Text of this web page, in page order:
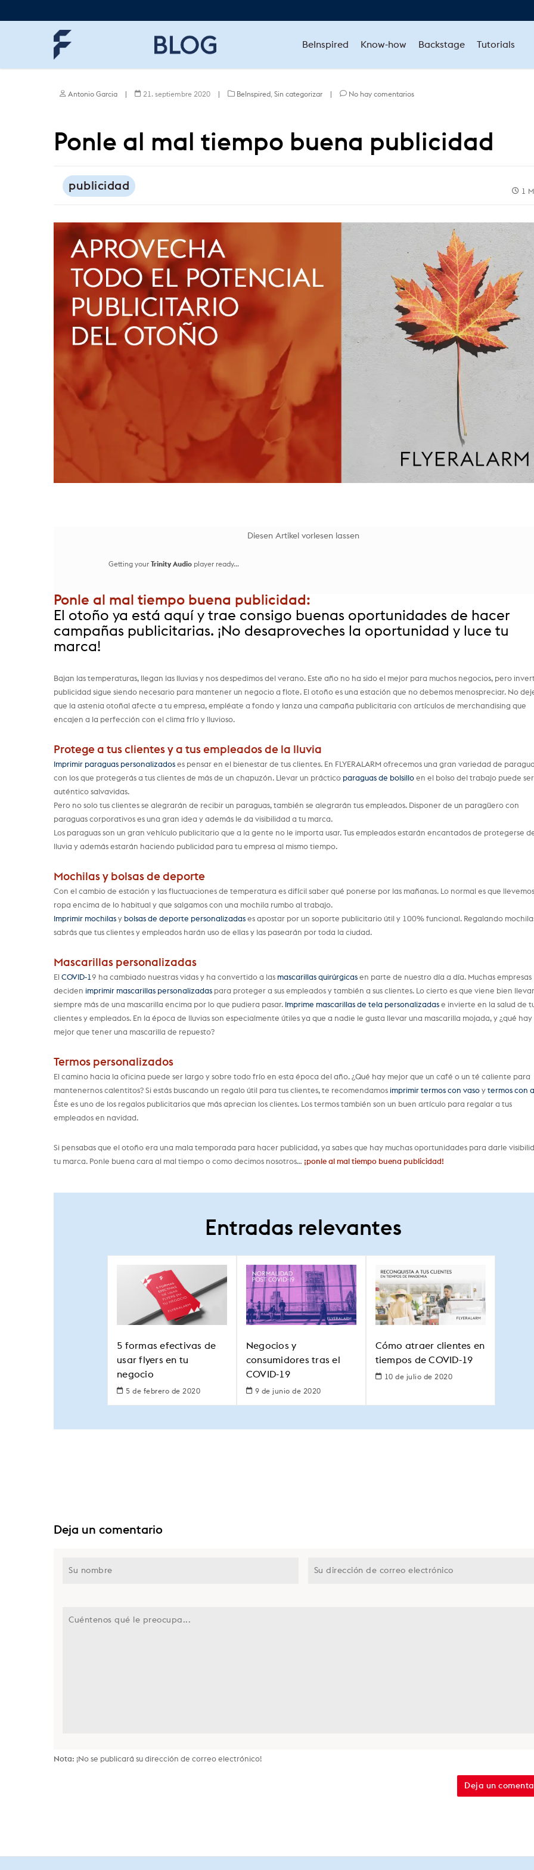
BeInspired Know-how Backstage Tutorials
Antonio Garcia 21. septiembre 2020 BeInspired Sin categorizar No hay comentarios
Ponle al mal tiempo buena publicidad
publicidad 1
Diesen Artikel vorlesen lassen
Getting your Trinity Audio player ready...
Ponle al mal tiempo buena publicidad:
El otoño ya está aquí y trae consigo buenas oportunidades de hacer
campañas publicitarias. ¡No desaproveches la oportunidad y luce tu
marca!
Bajan las temperaturas, llegan las lluvias y nos despedimos del verano. Este año no ha sido el mejor para muchos negocios, pero
publicidad sigue siendo necesario para mantener un negocio a flote. El otoño es una estación que no debemos menospreciar. No
que la astenia otoñal afecte a tu empresa, empléate a fondo y lanza una campaña publicitaria con artículos de merchandising que
encajen a la perfección con el clima frío y lluvioso.
Protege a tus clientes y a tus empleados de la lluvia
Imprimir paraguas personalizados es pensar en el bienestar de tus clientes. En FLYERALARM ofrecemos una gran variedad de
con los que protegerás a tus clientes de más de un chapuzón. Llevar un práctico paraguas de bolsillo en el bolso del trabajo puede
auténtico salvavidas.
Pero no solo tus clientes se alegrarán de recibir un paraguas, también se alegrarán tus empleados. Disponer de un paragüero con
paraguas corporativos es una gran idea y además le da visibilidad a tu marca.
Los paraguas son un gran vehículo publicitario que a la gente no le importa usar. Tus empleados estarán encantados de protegerse
lluvia y además estarán haciendo publicidad para tu empresa al mismo tiempo.
Mochilas y bolsas de deporte
Con el cambio de estación y las fluctuaciones de temperatura es difícil saber qué ponerse por las mañanas. Lo normal es que
ropa encima de lo habitual y que salgamos con una mochila rumbo al trabajo.
Imprimir mochilas y bolsas de deporte personalizadas es apostar por un soporte publicitario útil y 100% funcional. Regalando
sabrás que tus clientes y empleados harán uso de ellas y las pasearán por toda la ciudad.
Mascarillas personalizadas
El COVID-19 ha cambiado nuestras vidas y ha convertido a las mascarillas quirúrgicas en parte de nuestro día a día. Muchas empresas
deciden imprimir mascarillas personalizadas para proteger a sus empleados y también a sus clientes. Lo cierto es que viene bien llevar
siempre más de una mascarilla encima por lo que pudiera pasar. Imprime mascarillas de tela personalizadas e invierte en la salud de
clientes y empleados. En la época de lluvias son especialmente útiles ya que a nadie le gusta llevar una mascarilla mojada, y ¿qué hay
mejor que tener una mascarilla de repuesto?
Termos personalizados
El camino hacia la oficina puede ser largo y sobre todo frío en esta época del año. ¿Qué hay mejor que un café o un té caliente para
mantenernos calentitos? Si estás buscando un regalo útil para tus clientes, te recomendamos imprimir termos con vaso y termos con
Éste es uno de los regalos publicitarios que más aprecian los clientes. Los termos también son un buen artículo para regalar a tus
empleados en navidad.
Si pensabas que el otoño era una mala temporada para hacer publicidad, ya sabes que hay muchas oportunidades para darle
tu marca. Ponle buena cara al mal tiempo o como decimos nosotros… ¡ponle al mal tiempo buena publicidad!
Entradas relevantes
5 formas efectivas de
usar flyers en tu
negocio
5 de febrero de 2020
Negocios y
consumidores tras el
COVID-19
9 de junio de 2020
Cómo atraer clientes en
tiempos de COVID-19
10 de julio de 2020
Deja un comentario
Nota: ¡No se publicará su dirección de correo electrónico!